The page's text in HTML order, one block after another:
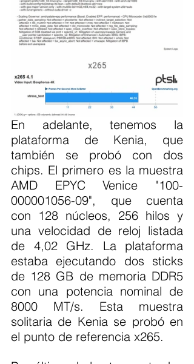
En adelante, tenemos la
plataforma de Kenia, que
también se probó con dos
chips. El primero es la muestra
AMD EPYC Venice "100-
000001056-09", que cuenta
con 128 núcleos, 256 hilos y
una velocidad de reloj listada
de 4,02 GHz. La plataforma
estaba ejecutando dos sticks
de 128 GB de memoria DDR5
con una potencia nominal de
8000 MT/s. Esta muestra
solitaria de Kenia se probó en
el punto de referencia x265.